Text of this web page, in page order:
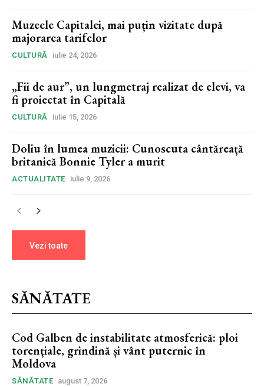
Muzeele Capitalei, mai puțin vizitate după
majorarea tarifelor
CULTURĂ iulie 24, 2026
„Fii de aur”, un lungmetraj realizat de elevi, va
fi proiectat în Capitală
CULTURĂ iulie 15, 2026
Doliu în lumea muzicii: Cunoscuta cântăreață
britanică Bonnie Tyler a murit
ACTUALITATE iulie 9, 2026
Vezi toate
SĂNĂTATE
Cod Galben de instabilitate atmosferică: ploi
torențiale, grindină și vânt puternic în
Moldova
SĂNĂTATE august 7, 2026